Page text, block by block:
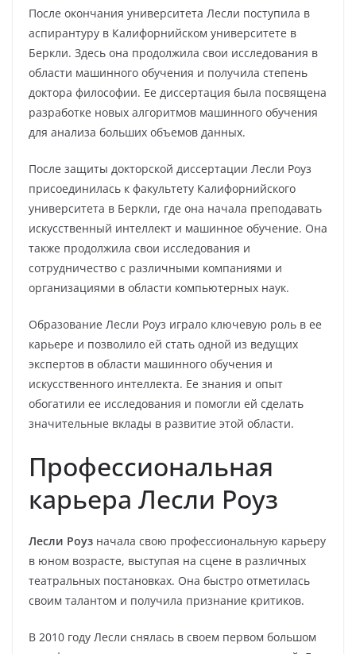
После окончания университета Лесли поступила в
аспирантуру в Калифорнийском университете в
Беркли. Здесь она продолжила свои исследования в
области машинного обучения и получила степень
доктора философии. Ее диссертация была посвящена
разработке новых алгоритмов машинного обучения
для анализа больших объемов данных.
После защиты докторской диссертации Лесли Роуз
присоединилась к факультету Калифорнийского
университета в Беркли, где она начала преподавать
искусственный интеллект и машинное обучение. Она
также продолжила свои исследования и
сотрудничество с различными компаниями и
организациями в области компьютерных наук.
Образование Лесли Роуз играло ключевую роль в ее
карьере и позволило ей стать одной из ведущих
экспертов в области машинного обучения и
искусственного интеллекта. Ее знания и опыт
обогатили ее исследования и помогли ей сделать
значительные вклады в развитие этой области.
Профессиональная
карьера Лесли Роуз
Лесли Роуз начала свою профессиональную карьеру
в юном возрасте, выступая на сцене в различных
театральных постановках. Она быстро отметилась
своим талантом и получила признание критиков.
В 2010 году Лесли снялась в своем первом большом